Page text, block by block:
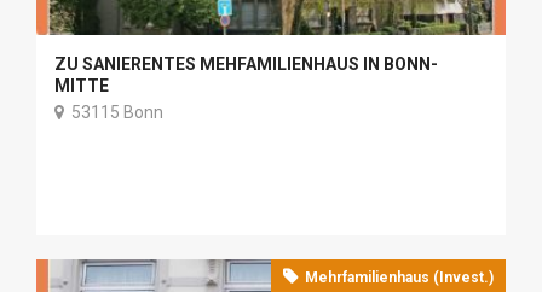
ZU SANIERENTES MEHFAMILIENHAUS IN BONN-
MITTE
53115 Bonn
Mehrfamilienhaus (Invest.)